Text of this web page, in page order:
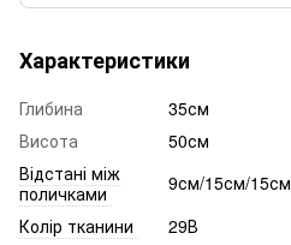
Характеристики
Глибина
35см
Висота
50см
Відстані між
поличками
9см/15см/15см
Колір тканини
29В